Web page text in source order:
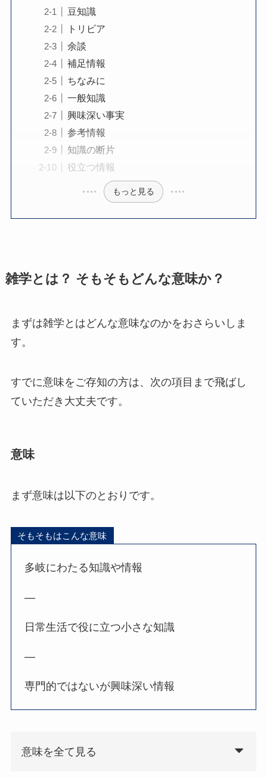
豆知識
トリビア
余談
補足情報
ちなみに
一般知識
興味深い事実
参考情報
知識の断片
役立つ情報
もっと見る
雑学とは？ そもそもどんな意味か？
まずは雑学とはどんな意味なのかをおさらいしま
す。
すでに意味をご存知の方は、次の項目まで飛ばし
ていただき大丈夫です。
意味
まず意味は以下のとおりです。
そもそもはこんな意味
多岐にわたる知識や情報
—
日常生活で役に立つ小さな知識
—
専門的ではないが興味深い情報
意味を全て見る